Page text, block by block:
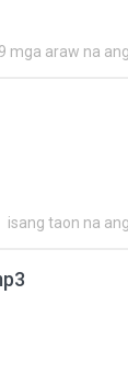
9 mga araw na
isang taon na